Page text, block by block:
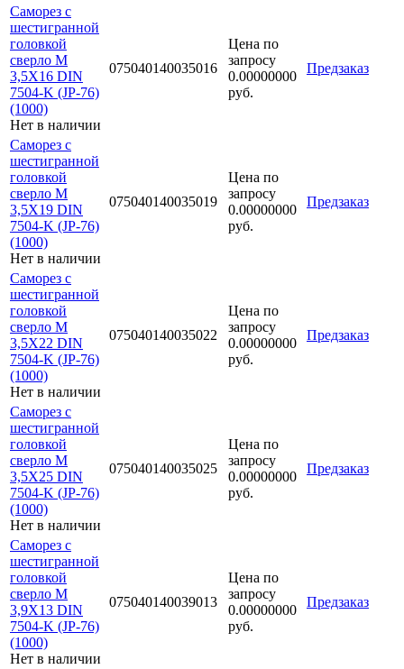
Саморез с
шестигранной
головкой
сверло М
3,5Х16 DIN
7504-K (JP-76)
(1000)
Нет в наличии
075040140035016
Цена по
запросу
0.00000000
руб.
Предзаказ
Саморез с
шестигранной
головкой
сверло М
3,5Х19 DIN
7504-K (JP-76)
(1000)
Нет в наличии
075040140035019
Цена по
запросу
0.00000000
руб.
Предзаказ
Саморез с
шестигранной
головкой
сверло М
3,5Х22 DIN
7504-K (JP-76)
(1000)
Нет в наличии
075040140035022
Цена по
запросу
0.00000000
руб.
Предзаказ
Саморез с
шестигранной
головкой
сверло М
3,5Х25 DIN
7504-K (JP-76)
(1000)
Нет в наличии
075040140035025
Цена по
запросу
0.00000000
руб.
Предзаказ
Саморез с
шестигранной
головкой
сверло М
3,9Х13 DIN
7504-K (JP-76)
(1000)
Нет в наличии
075040140039013
Цена по
запросу
0.00000000
руб.
Предзаказ